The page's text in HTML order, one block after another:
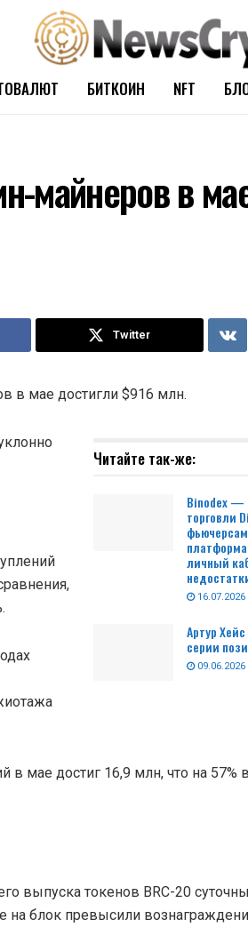
БИТКОИН NFT
майнеров в
Twitter
в мае достигли $916 млн.
Читайте так-же:
Binodex —
торговли
личный
16.07.2026
Артур
серии
09.06.2026
в мае достиг 16,9 млн, что на
выпуска токенов BRC-20
на блок превысили